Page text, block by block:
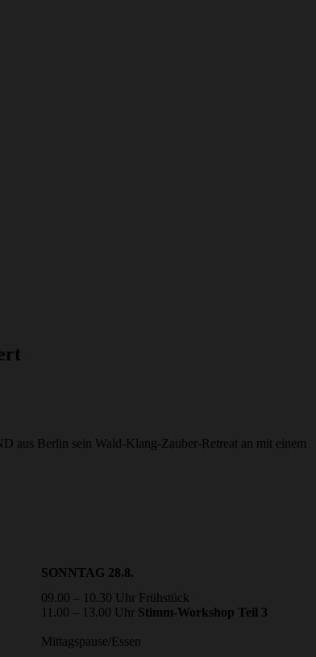
aus Berlin sein Wald-Klang-Zauber-Retreat an mit einem
SONNTAG 28.8.
09.00 – 10.30 Uhr Frühstück
11.00 – 13.00 Uhr Stimm-Workshop Teil 3
Mittagspause/Essen